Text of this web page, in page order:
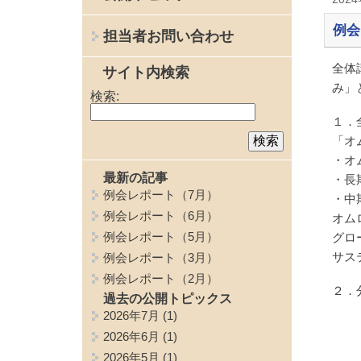
例
全体
み」
１．
「
・
・
・
オム
グロ
サス
２．
担当者お問い合わせ
サイト内検索
検索:
最新の記事
例会レポート（7月）
例会レポート（6月）
例会レポート（5月）
例会レポート（3月）
例会レポート（2月）
過去の公開トピックス
2026年7月 (1)
2026年6月 (1)
2026年5月 (1)